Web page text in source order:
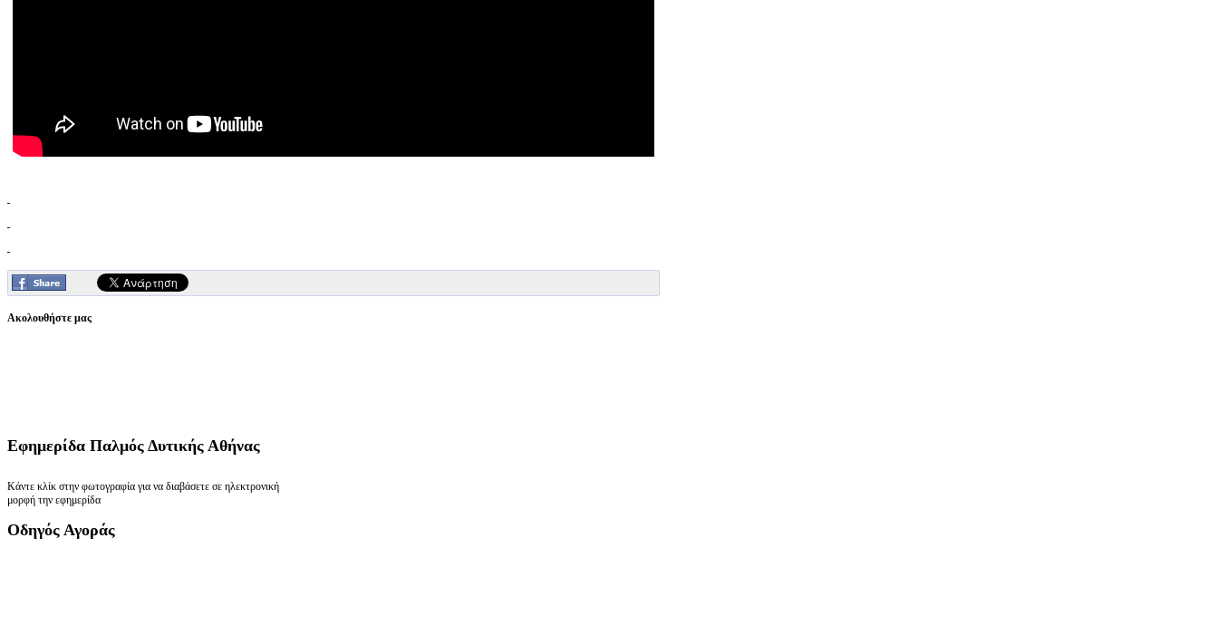
Ακολουθήστε μας
Εφημερίδα Παλμός Δυτικής Αθήνας
Κάντε κλίκ στην φωτογραφία για να διαβάσετε σε ηλεκτρονική
μορφή την εφημερίδα
Οδηγός Αγοράς